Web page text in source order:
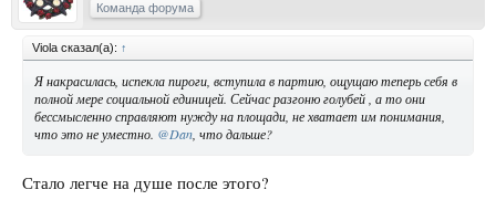
Команда форума
Viola сказал(а): ↑
Я накрасилась, испекла пироги, вступила в партию, ощущаю теперь себя в
полной мере социальной единицей. Сейчас разгоню голубей , а то они
бессмысленно справляют нужду на площади, не хватает им понимания,
что это не уместно. @Dan, что дальше?
Стало легче на душе после этого?